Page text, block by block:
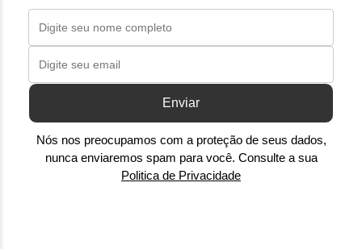
Enviar
Nós nos preocupamos com a proteção de seus dados,
nunca enviaremos spam para você. Consulte a sua
Politica de Privacidade